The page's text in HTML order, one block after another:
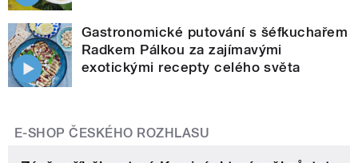
Gastronomické putování s šéfkuchařem
Radkem Pálkou za zajímavými
exotickými recepty celého světa
E-SHOP ČESKÉHO ROZHLASU